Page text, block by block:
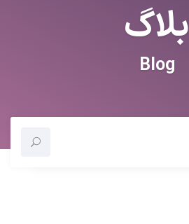
بلاگ
Blog